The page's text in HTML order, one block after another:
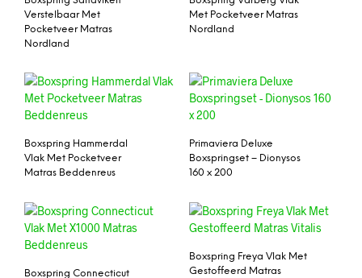
Verstelbaar Met
Pocketveer Matras
Nordland
Met Pocketveer Matras
Nordland
Boxspring Hammerdal
Vlak Met Pocketveer
Matras Beddenreus
Primaviera Deluxe
Boxspringset – Dionysos
160 x 200
Boxspring Connecticut
Boxspring Freya Vlak Met
Gestoffeerd Matras